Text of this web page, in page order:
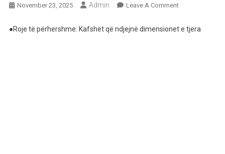
November 23, 2025 Admin Leave A CommentOn
–
●Roje të përhershme: Kafshët që ndjejnë dimensionet e tjera